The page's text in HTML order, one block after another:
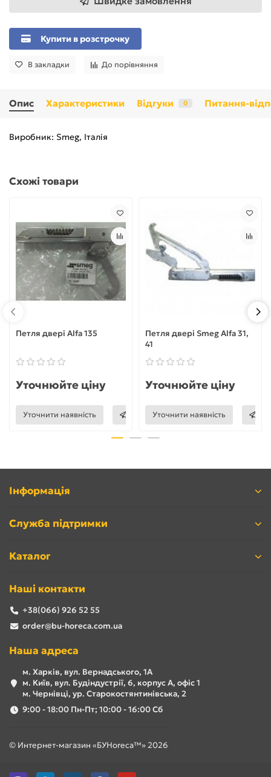
Купити в розстрочку
В закладки До порівняння
Опис Характеристики Відгуки 0 Питання-
Виробник: Smeg, Італія
Схожі товари
Петля двері Alfa 135
Уточнюйте ціну
Уточнити наявність
Петля двері Smeg Alfa 31,
41
Уточнюйте ціну
Уточнити наявність
Інформація
Служба підтримки
Каталог
Наші контакти
+38(066) 926 52 55
order@bu-horeca.com.ua
Наша адреса
м. Харків, вул. Вернадського, 1А
м. Київ, вул. Будіндустрії, 6, корпус А, офіс 1
м. Чернівці, ур. Старокостянтинівська, 2
9:00 - 18:00 Пн-Пт; 10:00 - 16:00 Сб
© Интернет-магазин «БУHoreca™» 2026